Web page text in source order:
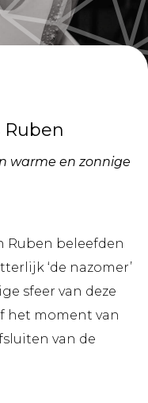
warme en zonnige
Ruben beleefden
‘de nazomer’
sfeer van deze
het moment van
van de